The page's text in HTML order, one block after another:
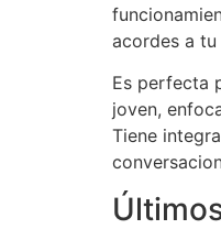
acordes a tu
Es perfecta
joven,
Tiene